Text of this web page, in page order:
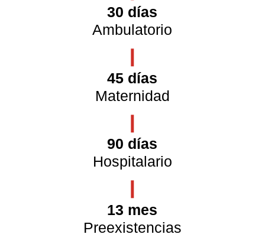
30 días
Ambulatorio
45 días
Maternidad
90 días
Hospitalario
13 mes
Preexistencias